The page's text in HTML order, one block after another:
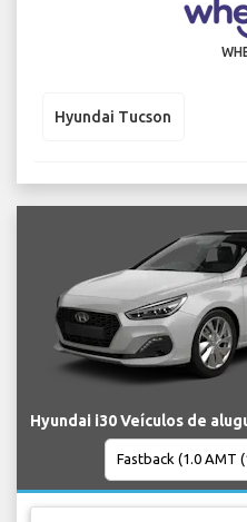
Hyundai Tucson
Hyundai i30 Veículos de